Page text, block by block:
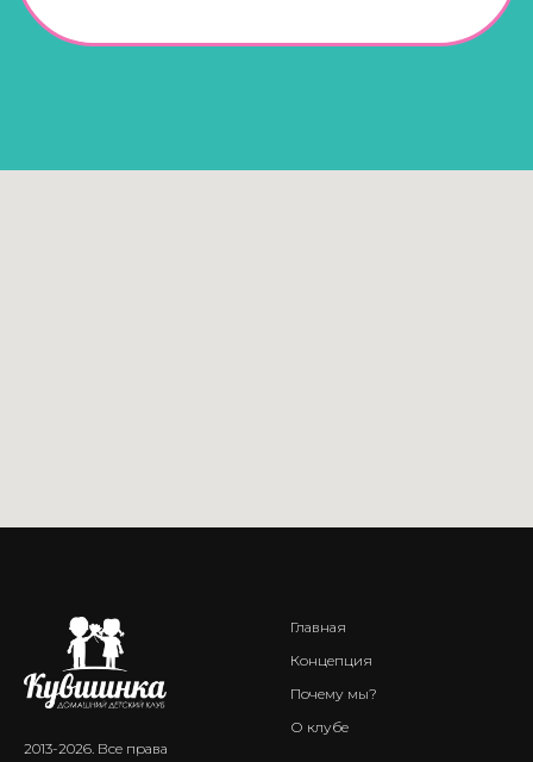
2013-2026. Все права
Главная
Концепция
Почему мы?
О клубе